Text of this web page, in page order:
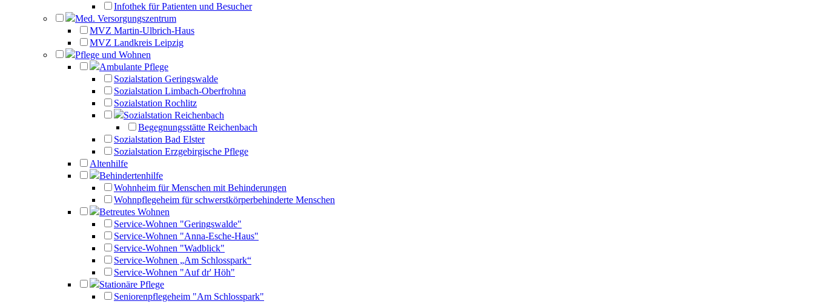
Infothek für Patienten und Besucher
Med. Versorgungszentrum
MVZ Martin-Ulbrich-Haus
MVZ Landkreis Leipzig
Pflege und Wohnen
Ambulante Pflege
Sozialstation Geringswalde
Sozialstation Limbach-Oberfrohna
Sozialstation Rochlitz
Sozialstation Reichenbach
Begegnungsstätte Reichenbach
Sozialstation Bad Elster
Sozialstation Erzgebirgische Pflege
Altenhilfe
Behindertenhilfe
Wohnheim für Menschen mit Behinderungen
Wohnpflegeheim für schwerstkörperbehinderte Menschen
Betreutes Wohnen
Service-Wohnen "Geringswalde"
Service-Wohnen "Anna-Esche-Haus"
Service-Wohnen "Wadblick"
Service-Wohnen „Am Schlosspark“
Service-Wohnen "Auf dr' Höh"
Stationäre Pflege
Seniorenpflegeheim "Am Schlosspark"